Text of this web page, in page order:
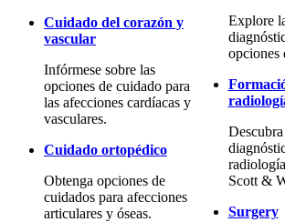
Cuidado del corazón y
vascular
Infórmese sobre las
opciones de cuidado para
las afecciones cardíacas y
vasculares.
Cuidado ortopédico
Obtenga opciones de
cuidados para afecciones
articulares y óseas.
Explore
opciones
Scott &
Surgery